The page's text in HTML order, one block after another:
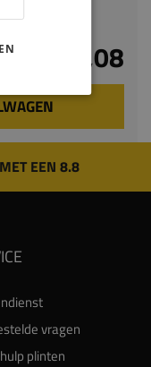
€ 37,08
EEN 8.8
vragen
plinten